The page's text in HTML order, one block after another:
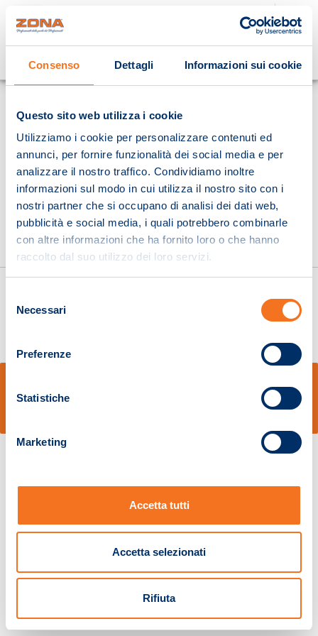
Consenso Dettagli Informazioni sui cookie
Questo sito web utilizza i cookie
Utilizziamo i cookie per personalizzare contenuti ed
annunci, per fornire funzionalità dei social media e per
analizzare il nostro traffico. Condividiamo inoltre
informazioni sul modo in cui utilizza il nostro sito con i
nostri partner che si occupano di analisi dei dati web,
pubblicità e social media, i quali potrebbero combinarle
con altre informazioni che ha fornito loro o che hanno
raccolto dal suo utilizzo dei loro servizi.
delNecessari
Preferenze
Statistiche
Marketing
Accetta tutti
Accetta selezionati
Rifiuta
Cosa stai cercando?
Pistoia 01680210505 – R.E.A. n.155974 - Cap.Soc. € 2.000.000,00 i.v. La
Società adotta il Codice Etico D.lgs. 231/01